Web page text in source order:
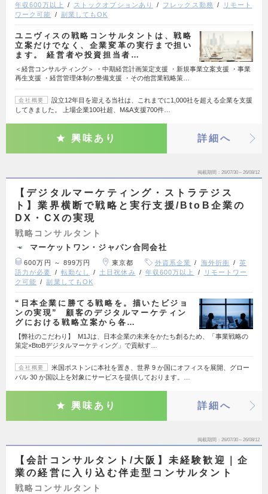
年収600万以上 ストックオプションあり フレックス勤務
リモート
ワーク可能
副業してもOK
ユニヴィスの戦略コンサルタントは、戦略
立案だけでなく、企業変革の実行まで担い
ます。 経営者や投資担当者…
＜経営コンサルティング＞ ・中期経営計画策定支援 ・新規事業立案支援 ・事業
再生支援 ・経営管理体制の整備支援 ・その他営業戦略策…
会社概要
設立12年目を迎える当社は、これまでに1,000社を超える企業を支援
してきました。 上場企業100社超、M&A支援700件…
興味あり 詳細へ
掲載期間 26/07/30～26/08/12
【デジタルマーケティング・ストラテジス
ト】業界横断で戦略と実行支援/BtoB企業の
DX・CXの実現
戦略コンサルタント
マーケットワン・ジャパン合同会社
600万円 ～ 899万円 東京都 外資系企業 海外折衝
英
語力が必要
転勤なし 土日祝休み 年収600万以上
リモートワー
ク可能
副業してもOK
“日本企業に勝てる戦略を。描いたビジョ
ンの実現” 顧客のデジタルマーケティン
グにおける戦略立案から各…
【弊社のこだわり】 M1Jは、日本企業の未来をかたち創るため、「事業戦略の
策定×BtoBデジタルマーケティング」で貢献す…
会社概要
米国ボストンに本社を置き、世界 9 か国にオフィスを展開、グロー
バル 30 か国以上を対象にサービスを提供しております。…
興味あり 詳細へ
掲載期間 26/07/30～26/08/12
【会計コンサルタント/大阪】未経験歓迎｜企
業の経営に入り込む伴走型コンサルタント
戦略コンサルタント